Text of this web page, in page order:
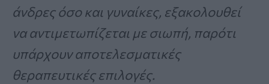
άνδρες όσο και γυναίκες, εξακολουθεί
να αντιμετωπίζεται με σιωπή, παρότι
υπάρχουν αποτελεσματικές
θεραπευτικές επιλογές.